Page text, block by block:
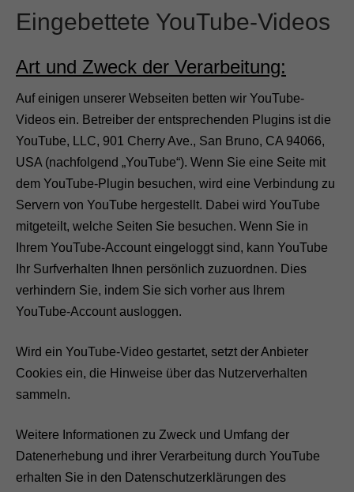
Eingebettete YouTube-Videos
Art und Zweck der Verarbeitung:
Auf einigen unserer Webseiten betten wir YouTube-
Videos ein. Betreiber der entsprechenden Plugins ist die
YouTube, LLC, 901 Cherry Ave., San Bruno, CA 94066,
USA (nachfolgend „YouTube“). Wenn Sie eine Seite mit
dem YouTube-Plugin besuchen, wird eine Verbindung zu
Servern von YouTube hergestellt. Dabei wird YouTube
mitgeteilt, welche Seiten Sie besuchen. Wenn Sie in
Ihrem YouTube-Account eingeloggt sind, kann YouTube
Ihr Surfverhalten Ihnen persönlich zuzuordnen. Dies
verhindern Sie, indem Sie sich vorher aus Ihrem
YouTube-Account ausloggen.
Wird ein YouTube-Video gestartet, setzt der Anbieter
Cookies ein, die Hinweise über das Nutzerverhalten
sammeln.
Weitere Informationen zu Zweck und Umfang der
Datenerhebung und ihrer Verarbeitung durch YouTube
erhalten Sie in den Datenschutzerklärungen des
t
o
p
t
i
o
n
a
.
S
e
w
r
d
e
ö
t
d
a